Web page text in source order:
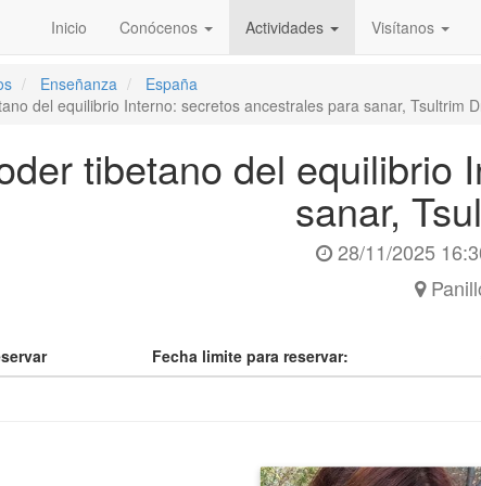
Inicio Conócenos Actividades Visítanos
Enseñanza
España
del equilibrio Interno: secretos ancestrales para sanar, Tsultrim
tibetano del equilibrio
sanar,
28/11/2025
Fecha limite para reservar: